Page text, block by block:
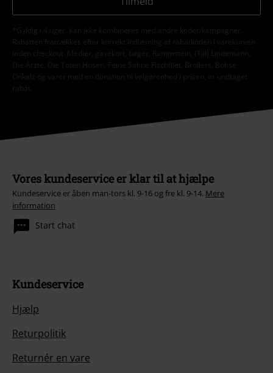
*Gyldig i 4 uger. Kan ikke kombineres med andre koder/kampagner.
Rabatten fratrækkes efter korrekt indløsning af rabatkoden i varekurven
inden checkout. Medier, gavekort, bøger, Rammstein, (Till) Lindemann,
Die Ärzte, Die Toten Hosen, Feine Sahne Fischfilet, Broilers, Böhse
Onkelz og varer med en donation til velgørenhed i prisen, er undtaget
rabat.
Vores kundeservice er klar til at hjælpe
Kundeservice er åben man-tors kl. 9-16 og fre kl. 9-14. Mere
information
Start chat
Kundeservice
Hjælp
Returpolitik
Returnér en vare